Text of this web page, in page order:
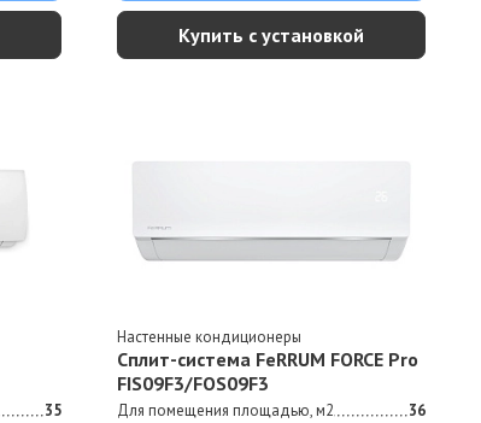
Купить с установкой
35
Настенные кондиционеры
Сплит-система FeRRUM FORCE Pro
FIS09F3/FOS09F3
Для помещения площадью, м2
36